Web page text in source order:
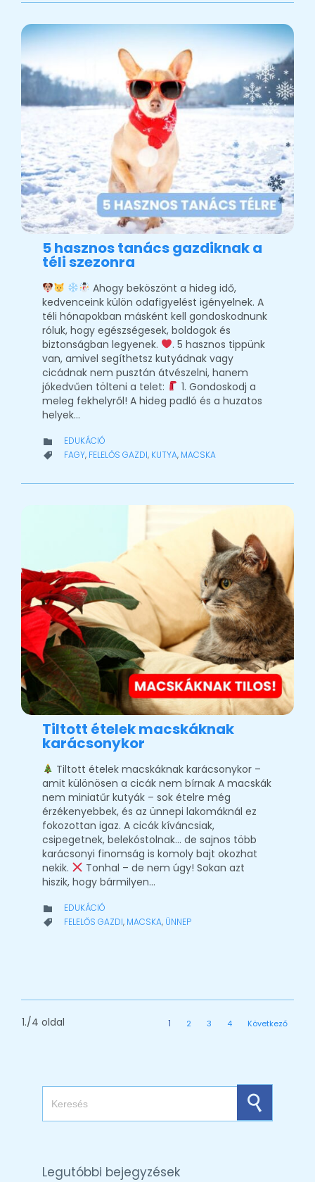
5 hasznos tanács gazdiknak a
téli szezonra
Ahogy beköszönt a hideg idő,
kedvenceink külön odafigyelést igényelnek. A
téli hónapokban másként kell gondoskodnunk
róluk, hogy egészségesek, boldogok és
biztonságban legyenek.
. 5 hasznos tippünk
van, amivel segíthetsz kutyádnak vagy
cicádnak nem pusztán átvészelni, hanem
jókedvűen tölteni a telet:
1. Gondoskodj a
meleg fekhelyről! A hideg padló és a huzatos
helyek…
 CATEGORY
EDUKÁCIÓ
 CATEGORY
FAGY, FELELŐS GAZDI, KUTYA, MACSKA
Tiltott ételek macskáknak
karácsonykor
Tiltott ételek macskáknak karácsonykor –
amit különösen a cicák nem bírnak A macskák
nem miniatűr kutyák – sok ételre még
érzékenyebbek, és az ünnepi lakomáknál ez
fokozottan igaz. A cicák kíváncsiak,
csipegetnek, belekóstolnak… de sajnos több
karácsonyi finomság is komoly bajt okozhat
nekik.
Tonhal – de nem úgy! Sokan azt
hiszik, hogy bármilyen…
 CATEGORY
EDUKÁCIÓ
 CATEGORY
FELELŐS GAZDI, MACSKA, ÜNNEP
1./4 oldal 1 2 3 4 Következő
Legutóbbi bejegyzések